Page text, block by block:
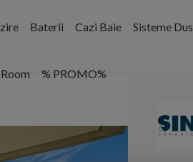
Baterii Cazi Baie Sisteme Dus
% PROMO%